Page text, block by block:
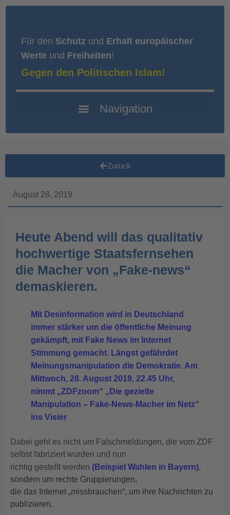
Für den Schutz und Erhalt europäischer
Werte und Freiheiten!
Gegen den Politischen Islam!
Zurück
August 28, 2019
Heute Abend will das qualitativ
hochwertige Staatsfernsehen
die Macher von „Fake-news“
demaskieren.
Mit Desinformation wird in Deutschland
immer stärker um die öffentliche Meinung
gekämpft, mit Fake News im Internet
Stimmung gemacht. Längst gefährdet
Meinungsmanipulation die Demokratie. Am
Mittwoch, 28. August 2019, 22.45 Uhr,
nimmt „ZDFzoom“ „Die gezielte
Manipulation – Fake-News-Macher im Netz“
ins Visier
Dabei geht es nicht um Falschmeldungen, die vom ZDF
selbst fabriziert wurden und nun
richtig gestellt werden (Beispiel Wahlen in Bayern),
sondern um rechte Gruppierungen,
die das Internet „missbrauchen“, um ihre Nachrichten zu
publizieren.